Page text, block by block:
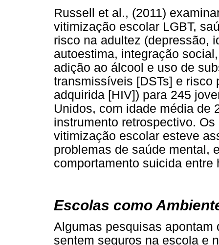
Russell et al., (2011)
vitimização escolar LGBT,
risco na adultez (depressão,
autoestima, integração
adição ao álcool e uso de
transmissíveis [DSTs] e
adquirida [HIV]) para 245
Unidos, com idade média de
instrumento retrospectivo.
vitimização escolar esteve
problemas de saúde mental,
comportamento suicida entre
Escolas como
Algumas pesquisas apontam
sentem seguros na escola e